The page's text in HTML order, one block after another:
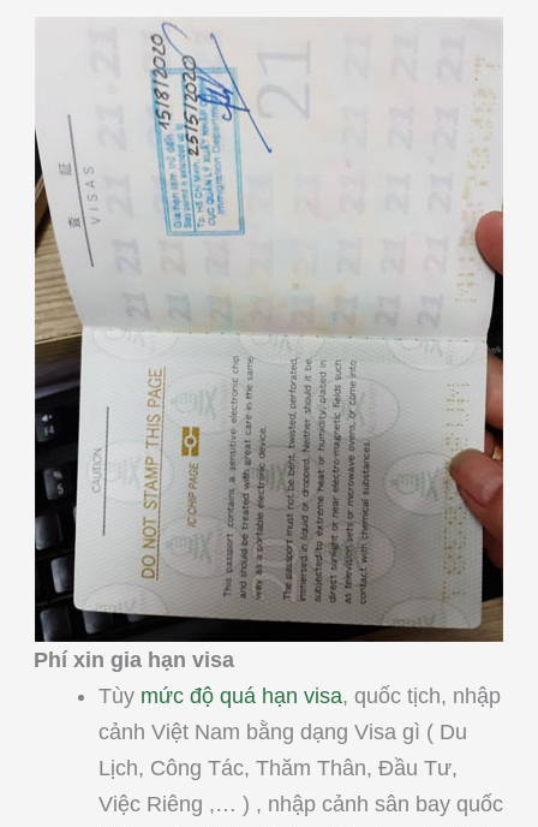
Phí xin gia hạn visa
Tùy mức độ quá hạn visa, quốc tịch, nhập
cảnh Việt Nam bằng dạng Visa gì ( Du
Lịch, Công Tác, Thăm Thân, Đầu Tư,
Việc Riêng ,… ) , nhập cảnh sân bay quốc